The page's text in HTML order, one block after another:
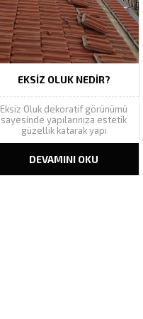
EKSIZ OLUK NEDIR?
Eksiz Oluk dekoratif görünümü
sayesinde yapılarınıza estetik
güzellik katarak yapı
bütünlüğünü tamamlar. Geniş
kataloğundaki bütün renkleri
kapsamı altına alan eksiz oluk,
DEVAMINI OKU